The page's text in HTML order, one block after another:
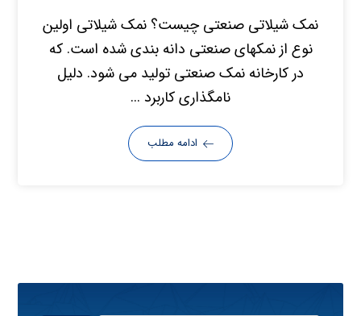
نمک شیلاتی صنعتی چیست؟ نمک شیلاتی اولین
نوع از نمکهای صنعتی دانه بندی شده است. که
در کارخانه نمک صنعتی تولید می شود. دلیل
نامگذاری کاربرد ...
ادامه مطلب